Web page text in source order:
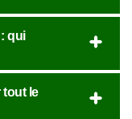
qui
tout le